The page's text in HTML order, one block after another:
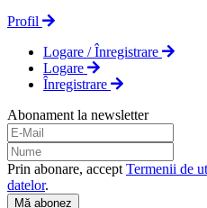
Profil
Logare / Înregistrare
Logare
Înregistrare
Abonament la newsletter
Prin abonare, accept Termenii de
datelor.
Mă abonez